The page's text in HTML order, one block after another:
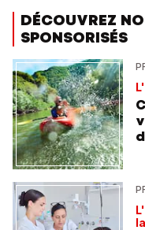
DÉCOUVREZ
SPONSORISÉS